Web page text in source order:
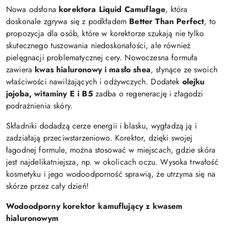
Nowa odsłona korektora Liquid Camuflage, która
doskonale zgrywa się z podkładem Better Than Perfect, to
propozycja dla osób, które w korektorze szukają nie tylko
skutecznego tuszowania niedoskonałości, ale również
pielęgnacji problematycznej cery. Nowoczesna formuła
zawiera kwas hialuronowy i masło shea, słynące ze swoich
właściwości nawilżających i odżywczych. Dodatek olejku
jojoba, witaminy E i B5zadba o regenerację i złagodzi
podrażnienia skóry.
Składniki dodadzą cerze energii i blasku, wygładzą ją i
zadziałają przeciwstarzeniowo. Korektor, dzięki swojej
łagodnej formule, można stosować w miejscach, gdzie skóra
jest najdelikatniejsza, np. w okolicach oczu. Wysoka trwałość
kosmetyku i jego wodoodporność sprawią, że utrzyma się na
skórze przez cały dzień!
Wodoodporny korektor kamuflujący z kwasem
hialuronowym